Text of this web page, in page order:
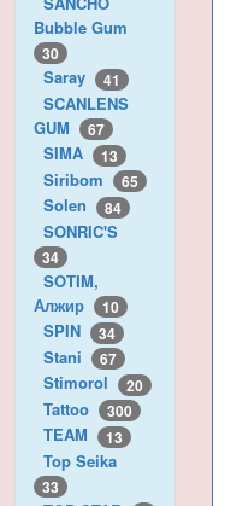
Bubble Gum
30
Saray 41
SCANLENS
GUM
67
SIMA 13
Siribom 65
Solen 84
SONRIC'S
34
SOTIM,
Алжир
10
SPIN 34
Stani 67
Stimorol 20
Tattoo 300
TEAM 13
Top Seika
33